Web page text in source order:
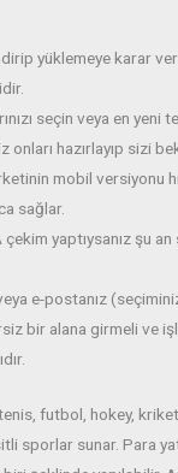
yüklemeye karar
seçin veya en yeni
onları hazırlayıp sizi
mobil versiyonu
sağlar.
yaptıysanız şu
e-postanız
bir alana girmeli ve
futbol, ​​hokey,
sporlar sunar. Para